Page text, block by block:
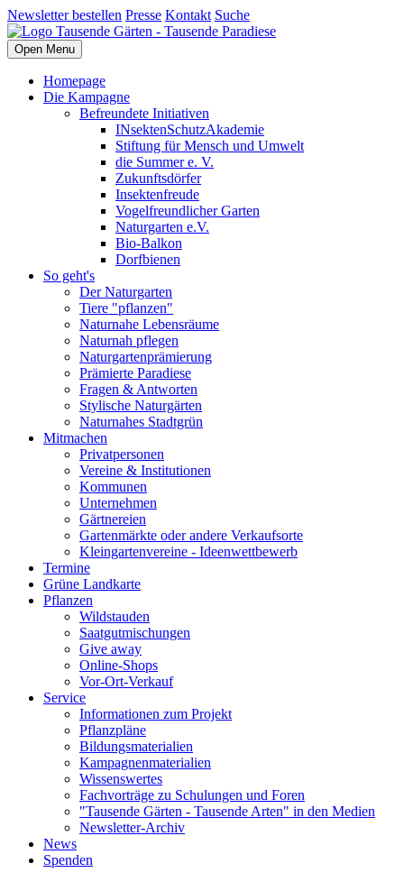
Newsletter bestellen Presse Kontakt Suche
Open Menu
Homepage
Die Kampagne
Befreundete Initiativen
INsektenSchutzAkademie
Stiftung für Mensch und Umwelt
die Summer e. V.
Zukunftsdörfer
Insektenfreude
Vogelfreundlicher Garten
Naturgarten e.V.
Bio-Balkon
Dorfbienen
So geht's
Der Naturgarten
Tiere "pflanzen"
Naturnahe Lebensräume
Naturnah pflegen
Naturgartenprämierung
Prämierte Paradiese
Fragen & Antworten
Stylische Naturgärten
Naturnahes Stadtgrün
Mitmachen
Privatpersonen
Vereine & Institutionen
Kommunen
Unternehmen
Gärtnereien
Gartenmärkte oder andere Verkaufsorte
Kleingartenvereine - Ideenwettbewerb
Termine
Grüne Landkarte
Pflanzen
Wildstauden
Saatgutmischungen
Give away
Online-Shops
Vor-Ort-Verkauf
Service
Informationen zum Projekt
Pflanzpläne
Bildungsmaterialien
Kampagnenmaterialien
Wissenswertes
Fachvorträge zu Schulungen und Foren
"Tausende Gärten - Tausende Arten" in den Medien
Newsletter-Archiv
News
Spenden